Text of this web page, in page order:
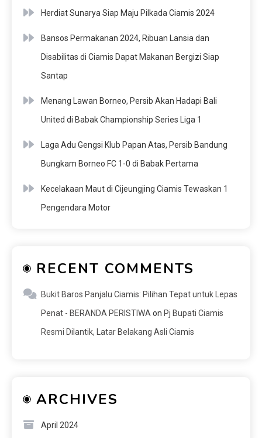
Herdiat Sunarya Siap Maju Pilkada Ciamis 2024
Bansos Permakanan 2024, Ribuan Lansia dan
Disabilitas di Ciamis Dapat Makanan Bergizi Siap
Santap
Menang Lawan Borneo, Persib Akan Hadapi Bali
United di Babak Championship Series Liga 1
Laga Adu Gengsi Klub Papan Atas, Persib Bandung
Bungkam Borneo FC 1-0 di Babak Pertama
Kecelakaan Maut di Cijeungjing Ciamis Tewaskan 1
Pengendara Motor
RECENT COMMENTS
Bukit Baros Panjalu Ciamis: Pilihan Tepat untuk Lepas
Penat - BERANDA PERISTIWA on Pj Bupati Ciamis
Resmi Dilantik, Latar Belakang Asli Ciamis
ARCHIVES
April 2024